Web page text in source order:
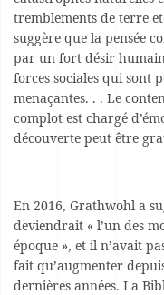
tremblements de terre
suggère que la pensée
par un fort désir
forces sociales qui sont
menaçantes. . . Le
complot est chargé
découverte peut être
En 2016, Grathwohl a
deviendrait « l’un des
époque », et il n’avait
fait qu’augmenter
dernières années. La